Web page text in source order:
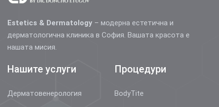
Estetics & Dermatology – модерна естетична и
дерматологична клиника в София. Вашата красота е
нашата мисия.
Нашите услуги
Дерматовенерология
Процедури
BodyTite